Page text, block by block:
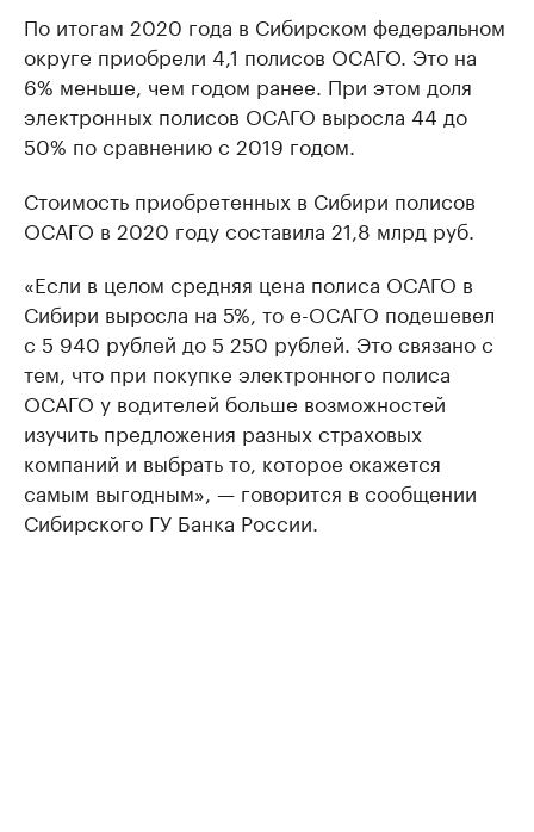
По итогам 2020 года в Сибирском федеральном
округе приобрели 4,1 полисов ОСАГО. Это на
6% меньше, чем годом ранее. При этом доля
электронных полисов ОСАГО выросла 44 до
50% по сравнению с 2019 годом.
Стоимость приобретенных в Сибири полисов
ОСАГО в 2020 году составила 21,8 млрд руб.
«Если в целом средняя цена полиса ОСАГО в
Сибири выросла на 5%, то е-ОСАГО подешевел
с 5 940 рублей до 5 250 рублей. Это связано с
тем, что при покупке электронного полиса
ОСАГО у водителей больше возможностей
изучить предложения разных страховых
компаний и выбрать то, которое окажется
самым выгодным», — говорится в сообщении
Сибирского ГУ Банка России.